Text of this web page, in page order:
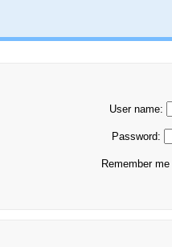
User name:
Password:
Remember